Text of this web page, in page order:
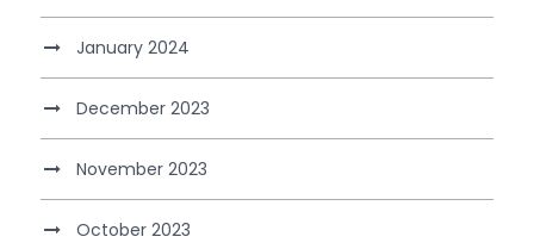
January 2024
December 2023
November 2023
October 2023